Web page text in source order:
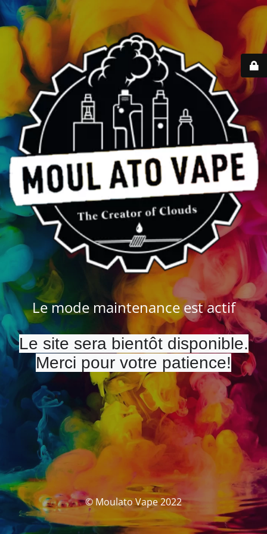
Le mode maintenance est actif
Le site sera bientôt disponible.
Merci pour votre patience!
© Moulato Vape 2022